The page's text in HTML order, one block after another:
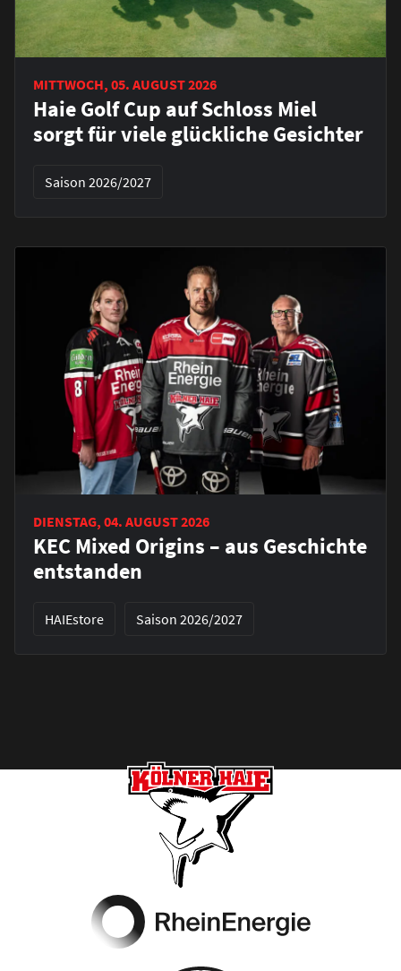
MITTWOCH, 05. AUGUST 2026
Haie Golf Cup auf Schloss Miel
sorgt für viele glückliche Gesichter
Saison 2026/2027
DIENSTAG, 04. AUGUST 2026
KEC Mixed Origins – aus Geschichte
entstanden
HAIEstore Saison 2026/2027